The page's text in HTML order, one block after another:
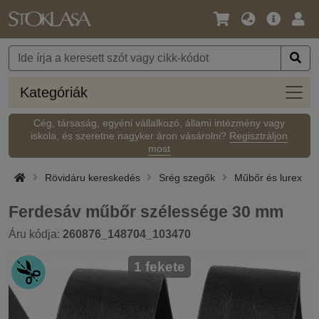
Nyelv
Pénznem
Fő
Kategóriák
Cég, társaság, egyéni vállalkozó, állami intézmény vagy
iskola, és szeretne nagyker áron vásárolni? Regisztráljon
most
Rövidáru kereskedés Srég szegők Műbőr és lurex
Ferdesáv műbőr szélessége 30 mm
Áru kódja: 260876_148704_103470
1 fekete